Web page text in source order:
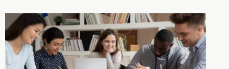
Utvärdering av praoprocessen
Checklistor för skolan
Temapraopaket (miljö och teknik)
Temapraopaket för kommunens verksamheter
Om praktikplatsen.se
Så kan Göteborgsregionen (GR) stötta er